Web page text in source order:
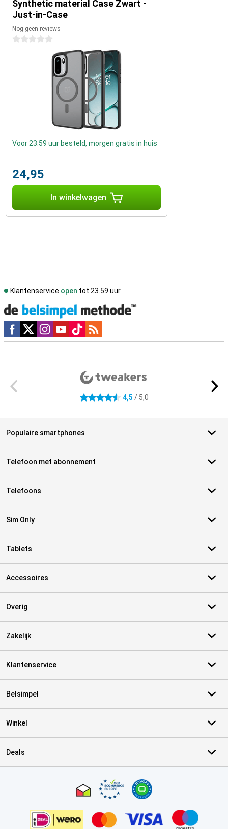
Synthetic material Case Zwart -
Just-in-Case
Nog geen reviews
0 sterren
Voor 23:59 uur besteld, morgen gratis in huis
24,95
In winkelwagen
Klantenservice open tot 23.59 uur
Social media
4.5 sterren 4,5 / 5,0
Populaire smartphones
Telefoon met abonnement
Telefoons
Sim Only
Tablets
Accessoires
Overig
Zakelijk
Klantenservice
Belsimpel
Winkel
Deals